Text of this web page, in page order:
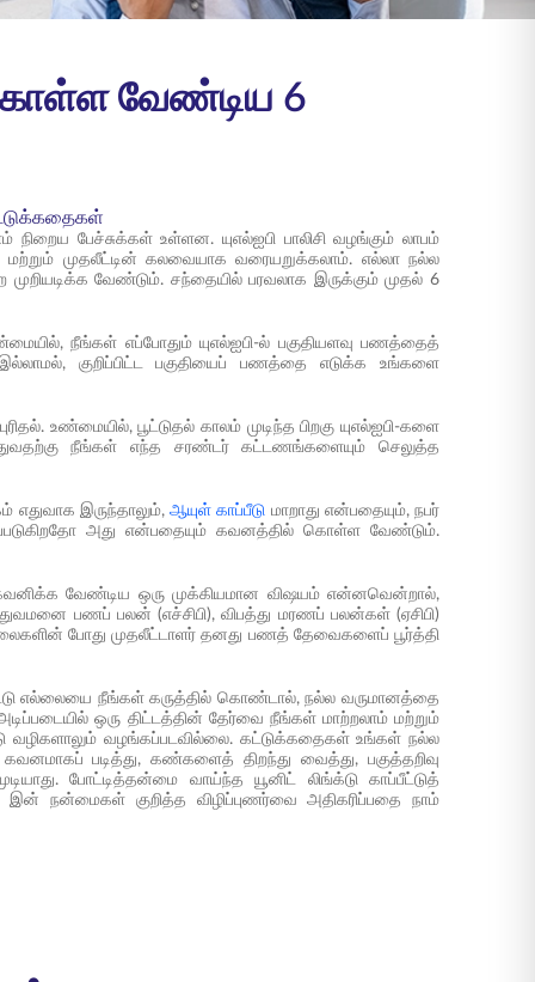
கொள்ள வேண்டிய 6
நிறைய பேச்சுக்கள் உள்ளன. யுஎல்ஐபி பாலிசி வழங்கும் லாபம்
முதலீட்டின் கலவையாக வரையறுக்கலாம். எல்லா நல்ல
வேண்டும். சந்தையில் பரவலாக இருக்கும் முதல் 6
நீங்கள் எப்போதும் யுஎல்ஐபி-ல் பகுதியளவு பணத்தைத்
குறிப்பிட்ட பகுதியைப் பணத்தை எடுக்க உங்களை
உண்மையில், பூட்டுதல் காலம் முடிந்த பிறகு யுஎல்ஐபி-களை
நீங்கள் எந்த சரண்டர் கட்டணங்களையும் செலுத்த
எதுவாக இருந்தாலும்,ஆயுள் காப்பீடு மாறாது என்பதையும், நபர்
அது என்பதையும் கவனத்தில் கொள்ள வேண்டும்.
கவனிக்க வேண்டிய ஒரு முக்கியமான விஷயம் என்னவென்றால்,
பணப் பலன் (எச்சிபி), விபத்து மரணப் பலன்கள் (ஏசிபி)
போது முதலீட்டாளர் தனது பணத் தேவைகளைப் பூர்த்தி
எல்லையை நீங்கள் கருத்தில் கொண்டால், நல்ல வருமானத்தை
ஒரு திட்டத்தின் தேர்வை நீங்கள் மாற்றலாம் மற்றும்
வழிகளாலும் வழங்கப்படவில்லை. கட்டுக்கதைகள் உங்கள் நல்ல
படித்து, கண்களைத் திறந்து வைத்து, பகுத்தறிவு
போட்டித்தன்மை வாய்ந்த யூனிட் லிங்க்டு காப்பீட்டுத்
நன்மைகள் குறித்த விழிப்புணர்வை அதிகரிப்பதை நாம்